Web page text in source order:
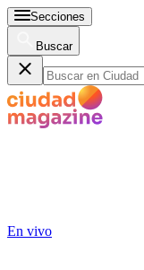
Secciones
Buscar
En vivo